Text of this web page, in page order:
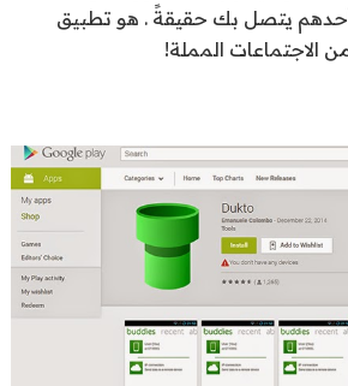
يتصل بك حقيقةً . هو تطبيق
الاجتماعات المملة!